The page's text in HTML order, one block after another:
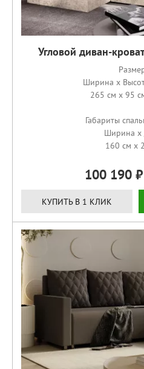
Угловой диван-
Ширина x
265 см x 95
Габариты
Ширина x
160 см x
100 190
КУПИТЬ В 1 КЛИК